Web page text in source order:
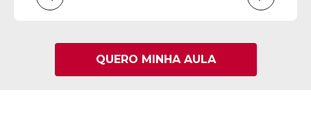
QUERO MINHA AULA